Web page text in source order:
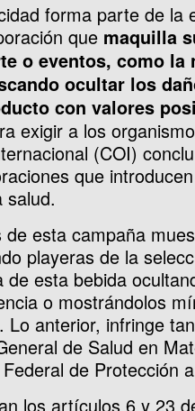
forma parte de la
que maquilla
o eventos, como la
ocultar los
con valores
exigir a los
(COI)
que
salud.
esta campaña
playeras de la
esta bebida
o mostrándolos
Lo anterior, infringe
de Salud en
de Protección
los artículos 6 y 23